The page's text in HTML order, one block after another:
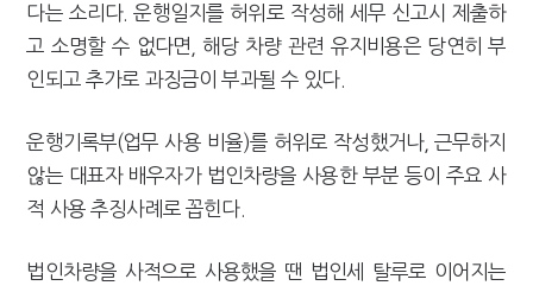
다는 소리다. 운행일지를 허위로 작성해 세무 신고시 제출하
고 소명할 수 없다면, 해당 차량 관련 유지비용은 당연히 부
인되고 추가로 과징금이 부과될 수 있다.
운행기록부(업무 사용 비율)를 허위로 작성했거나, 근무하지
않는 대표자 배우자가 법인차량을 사용한 부분 등이 주요 사
적 사용 추징사례로 꼽힌다.
법인차량을 사적으로 사용했을 땐 법인세 탈루로 이어지는